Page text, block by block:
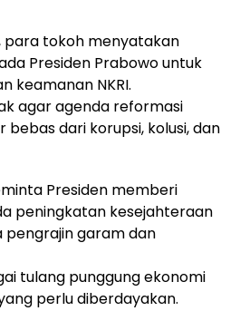
tokoh menyatakan
Presiden Prabowo untuk
keamanan NKRI.
agar agenda reformasi
dari korupsi, kolusi, dan
Presiden memberi
peningkatan kesejahteraan
pengrajin garam dan
tulang punggung ekonomi
perlu diberdayakan.